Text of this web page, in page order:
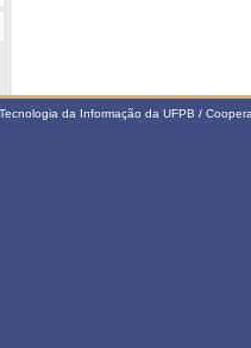
da Informação da UFPB /